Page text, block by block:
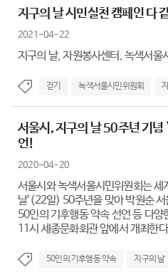
지구의 날 시민실천 캠페인 다
2021-04-22
지구의 날, 자원봉사센터, 녹색서울
걷기 녹색서울시민위원회
서울시, 지구의 날 50주년 기
언!
2020-04-20
서울시와 녹색서울시민위원회는 세
날’(22일) 50주년을 맞아 박원순
50인의 기후행동 약속 선언 등 다
11시 세종문화회관 앞에서 개최한
50인의 기후행동 약속 지구의 날